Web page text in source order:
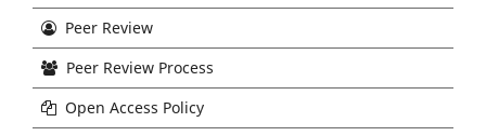
Peer Review
Peer Review Process
Open Access Policy